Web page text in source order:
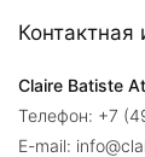
Claire Batiste
Телефон: +7
E-mail: